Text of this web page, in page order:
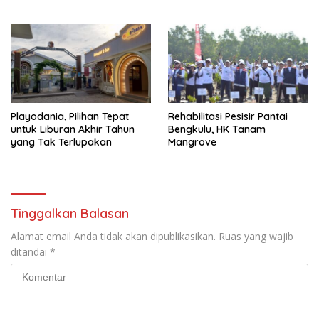
Playodania, Pilihan Tepat
untuk Liburan Akhir Tahun
yang Tak Terlupakan
Rehabilitasi Pesisir Pantai
Bengkulu, HK Tanam
Mangrove
Tinggalkan Balasan
Alamat email Anda tidak akan dipublikasikan. Ruas yang wajib
ditandai *